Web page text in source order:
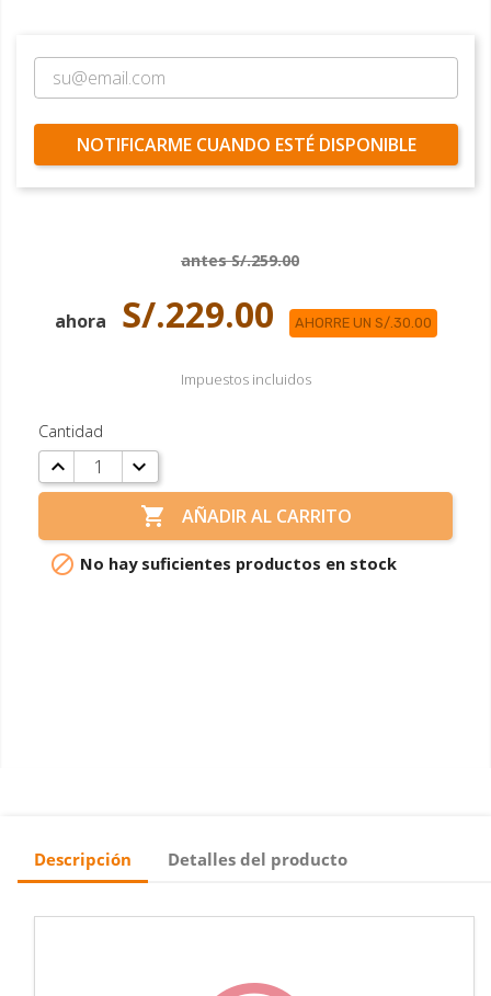
NOTIFICARME CUANDO ESTÉ DISPONIBLE
antes S/.259.00
ahora S/.229.00 AHORRE UN S/.30.00
Impuestos incluidos
Cantidad
 AÑADIR AL CARRITO
 No hay suficientes productos en stock
Descripción Detalles del producto